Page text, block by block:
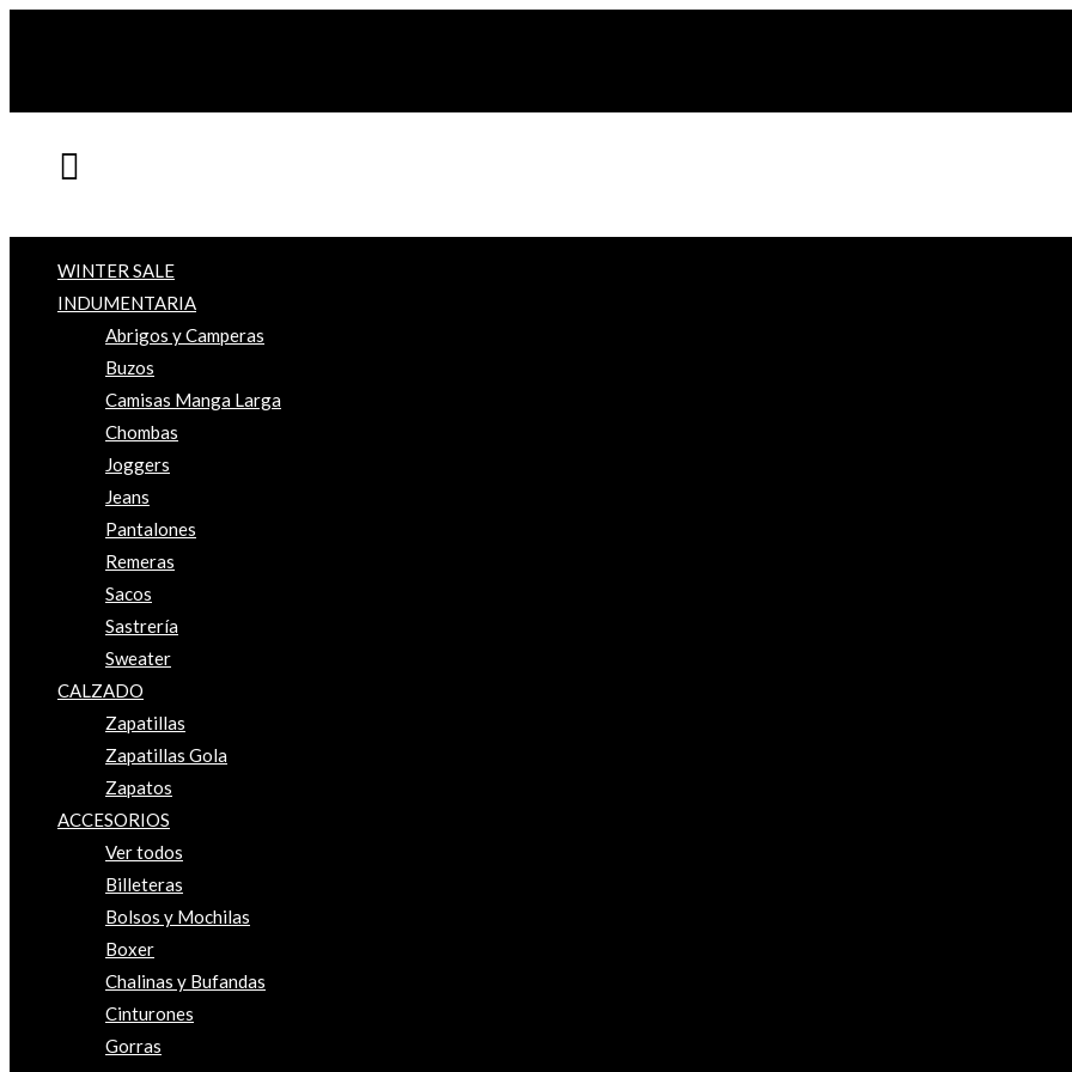
WINTER SALE
INDUMENTARIA
Abrigos y Camperas
Buzos
Camisas Manga Larga
Chombas
Joggers
Jeans
Pantalones
Remeras
Sacos
Sastrería
Sweater
CALZADO
Zapatillas
Zapatillas Gola
Zapatos
ACCESORIOS
Ver todos
Billeteras
Bolsos y Mochilas
Boxer
Chalinas y Bufandas
Cinturones
Gorras